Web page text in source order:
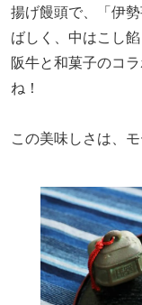
揚げ饅頭で、「伊
ばしく、中はこし
阪牛と和菓子のコ
ね！
この美味しさは、